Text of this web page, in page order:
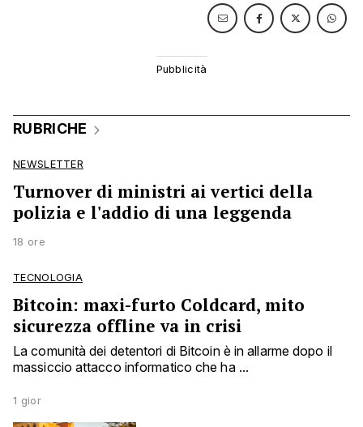
RUBRICHE
NEWSLETTER
Turnover di ministri ai vertici della
polizia e l'addio di una leggenda
18 ore
TECNOLOGIA
Bitcoin: maxi-furto Coldcard, mito
sicurezza offline va in crisi
La comunità dei detentori di Bitcoin è in allarme dopo il
massiccio attacco informatico che ha ...
1 gior